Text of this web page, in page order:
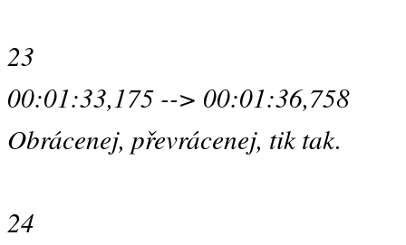
23
00:01:33,175 --> 00:01:36,758
Obrácenej, převrácenej, tik tak.
24